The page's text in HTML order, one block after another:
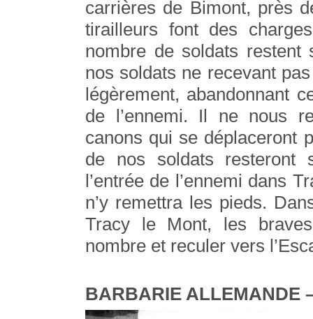
carrières de Bimont, près
tirailleurs font des
nombre de soldats
nos soldats ne recevant
légèrement, abandonnant
de l’ennemi. Il ne nous
canons qui se déplaceront
de nos soldats resteront
l’entrée de l’ennemi dans
n’y remettra les pieds.
Tracy le Mont, les
nombre et reculer vers
BARBARIE ALLEMANDE